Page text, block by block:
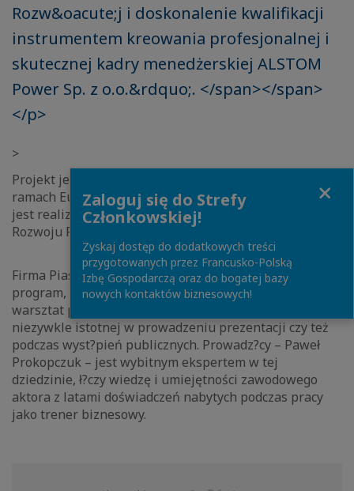
Rozw&oacute;j i doskonalenie kwalifikacji
instrumentem kreowania profesjonalnej i
skutecznej kadry menedżerskiej ALSTOM
Power Sp. z o.o.&rdquo;. </span></span>
</p>
>
Projekt jest współfinasowany przez Unię Europejsk? w
ramach Europejskiego Funduszu Społecznego. Projekt
jest realizowany pod nadzorem Polskiej Agencji
Rozwoju Przedsiębiorczości.
Firma Piasecka&Żylewicz wyróżniła się proponuj?c
program, którego duż? część stanowi praktyczny
warsztat pracy na poziomie komunikacji niewerbalnej,
niezywkle istotnej w prowadzeniu prezentacji czy też
podczas wyst?pień publicznych. Prowadz?cy – Paweł
Prokopczuk – jest wybitnym ekspertem w tej
dziedzinie, ł?czy wiedzę i umiejętności zawodowego
aktora z latami doświadczeń nabytych podczas pracy
jako trener biznesowy.
Zaloguj się do Strefy
Członkowskiej!
Zyskaj dostęp do dodatkowych treści
przygotowanych przez Francusko-Polską
Izbę Gospodarczą oraz do bogatej bazy
nowych kontaktów biznesowych!